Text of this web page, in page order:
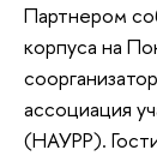
Партнером
корпуса на
ассоциация
(НАУРР).